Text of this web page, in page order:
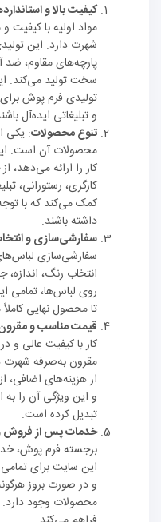
کیفیت بالا و
مواد اولیه با کیفیت
شهرت دارد. این
پارچه‌های مقاوم،
سخت تولید می‌کند.
تولیدی فرم پوش
و تبلیغاتی ایده‌آل
تنوع محصولات: یکی
محصولات آن است.
کار را ارائه می‌دهد،
کارگری، رستورانی،
کمک می‌کند که با
داشته باشند.
سفارشی‌سازی و
سفارشی‌سازی
انتخاب رنگ، اندازه،
روی لباس‌ها، تمامی
تا محصول نهایی کاملاً
قیمت مناسب و
کار با کیفیت عالی و
مقرون به‌صرفه شهرت
از هزینه‌های اضافی،
و این ویژگی آن را
تبدیل کرده است.
خدمات پس از فروش و
برجسته فرم پوش،
این سایت برای
و در صورت بروز
محصولات وجود دارد.